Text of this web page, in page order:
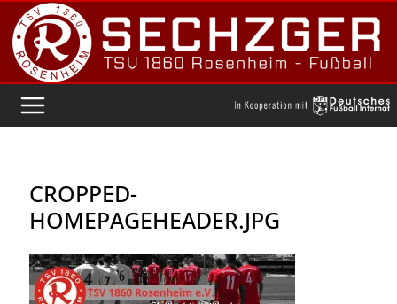
Zum
Inhalt
springen
CROPPED-
HOMEPAGEHEADER.JPG